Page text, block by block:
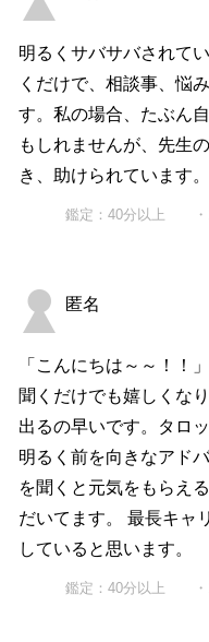
明るくサバサバされて
くだけで、相談事、悩
す。私の場合、たぶん
もしれませんが、先生
き、助けられています
鑑定：40分以上 ・1
匿名
「こんにちは～～！！
聞くだけでも嬉しくな
出るの早いです。タロ
明るく前を向きなアド
を聞くと元気をもらえ
だいてます。 最長キャ
していると思います。
鑑定：40分以上 ・1